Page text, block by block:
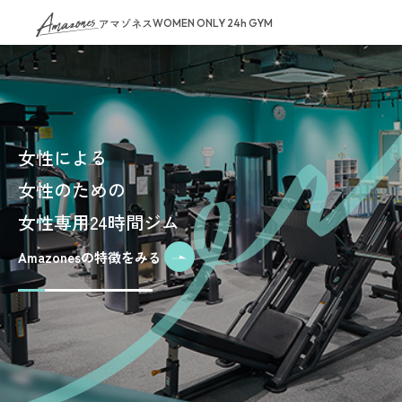
アマゾネスWOMEN ONLY 24h GYM
女性による
女性のための
女性専用24時間ジム
Amazonesの特徴をみる